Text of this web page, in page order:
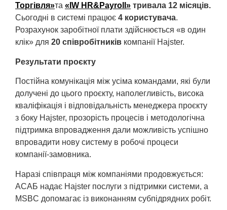
Торгівля»та «IW HR&Payroll» тривала 12 місяців.
Сьогодні в системі працює 4 користувача.
Розрахунок заробітної плати здійснюється «в один
клік» для 20 співробітників компанії Hajster.
Результати проєкту
Постійна комунікація між усіма командами, які були
долучені до цього проєкту, наполегливість, висока
кваліфікація і відповідальність менеджера проєкту
з боку Hajster, прозорість процесів і методологічна
підтримка впровадження дали можливість успішно
впровадити нову систему в робочі процеси
компанії-замовника.
Наразі співпраця між компаніями продовжується:
АСАБ надає Hajster послуги з підтримки системи, а
MSBC допомагає із виконанням субпідрядних робіт.